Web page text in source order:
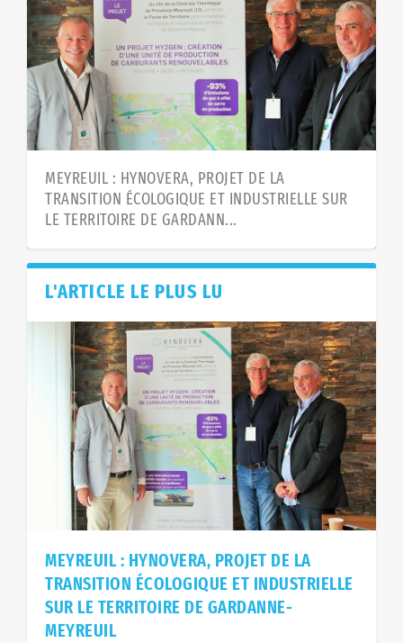
MEYREUIL : HYNOVERA, PROJET DE LA
TRANSITION ÉCOLOGIQUE ET INDUSTRIELLE SUR
LE TERRITOIRE DE GARDANN...
L'ARTICLE LE PLUS LU
MEYREUIL : HYNOVERA, PROJET DE LA
TRANSITION ÉCOLOGIQUE ET INDUSTRIELLE
SUR LE TERRITOIRE DE GARDANNE-
MEYREUIL